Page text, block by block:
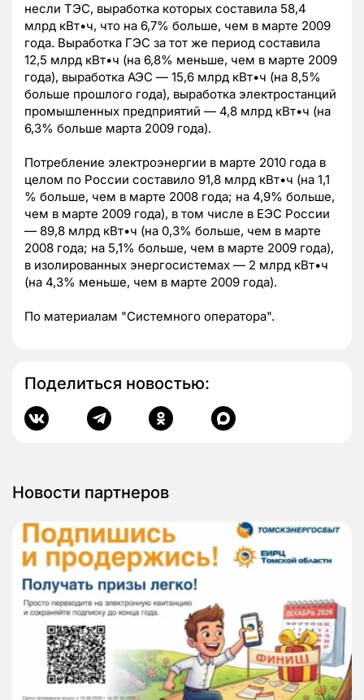
несли ТЭС, выработка которых составила 58,4
млрд кВт•ч, что на 6,7% больше, чем в марте 2009
года. Выработка ГЭС за тот же период составила
12,5 млрд кВт•ч (на 6,8% меньше, чем в марте 2009
года), выработка АЭС — 15,6 млрд кВт•ч (на 8,5%
больше прошлого года), выработка электростанций
промышленных предприятий — 4,8 млрд кВт•ч (на
6,3% больше марта 2009 года).
Потребление электроэнергии в марте 2010 года в
целом по России составило 91,8 млрд кВт•ч (на 1,1
% больше, чем в марте 2008 года; на 4,9% больше,
чем в марте 2009 года), в том числе в ЕЭС России
— 89,8 млрд кВт•ч (на 0,3% больше, чем в марте
2008 года; на 5,1% больше, чем в марте 2009 года),
в изолированных энергосистемах — 2 млрд кВт•ч
(на 4,3% меньше, чем в марте 2009 года).
По материалам "Системного оператора".
Поделиться новостью:
Новости партнеров